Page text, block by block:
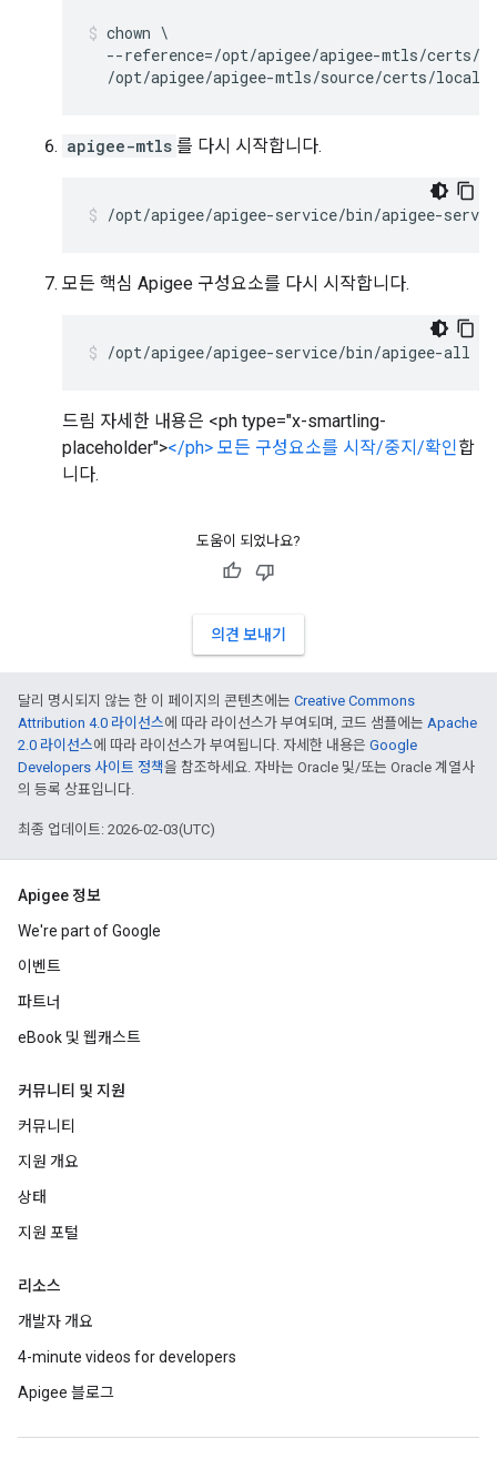
chown \
--reference=/opt/apigee/apigee-mtls/certs/
/opt/apigee/apigee-mtls/source/certs/
apigee-mtls 를 다시 시작합니다.
/opt/apigee/apigee-service/bin/apigee-
모든 핵심 Apigee 구성요소를 다시 시작합니다.
/opt/apigee/apigee-service/bin/apigee-all
드림 자세한 내용은 <ph type="x-smartling-
placeholder"></ph> 모든 구성요소를 시작/중지/확인합
니다.
도움이 되었나요?
의견 보내기
달리 명시되지 않는 한 이 페이지의 콘텐츠에는 Creative Commons
Attribution 4.0 라이선스에 따라 라이선스가 부여되며, 코드 샘플에는 Apache
2.0 라이선스에 따라 라이선스가 부여됩니다. 자세한 내용은 Google
Developers 사이트 정책을 참조하세요. 자바는 Oracle 및/또는 Oracle 계열사
의 등록 상표입니다.
최종 업데이트: 2026-02-03(UTC)
Apigee 정보
We're part of Google
이벤트
파트너
eBook 및 웹캐스트
커뮤니티 및 지원
커뮤니티
지원 개요
상태
지원 포털
리소스
개발자 개요
4-minute videos for developers
Apigee 블로그